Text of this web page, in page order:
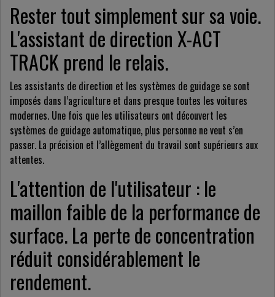
Rester tout simplement sur sa voie.
L'assistant de direction X-ACT
TRACK prend le relais.
Les assistants de direction et les systèmes de guidage se sont
imposés dans l’agriculture et dans presque toutes les voitures
modernes. Une fois que les utilisateurs ont découvert les
systèmes de guidage automatique, plus personne ne veut s’en
passer. La précision et l’allègement du travail sont supérieurs aux
attentes.
L'attention de l'utilisateur : le
maillon faible de la performance de
surface. La perte de concentration
réduit considérablement le
rendement.